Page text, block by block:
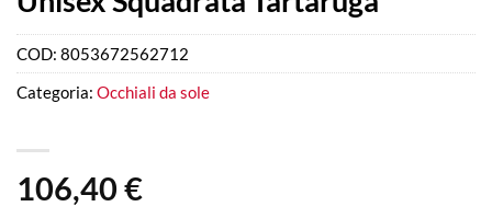
106,40 €
COD: 8053672562712
Categoria: Occhiali da sole